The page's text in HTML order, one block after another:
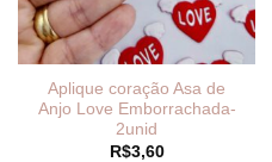
Aplique coração Asa de
Anjo Love Emborrachada-
2unid
R$3,60